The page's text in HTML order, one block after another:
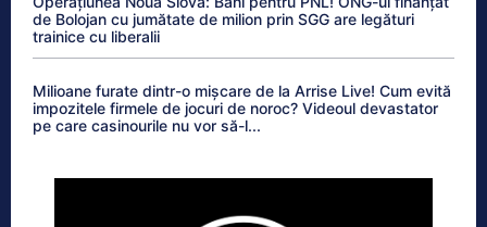
de Bolojan cu jumătate de milion prin SGG are legături
trainice cu liberalii
Milioane furate dintr-o mișcare de la Arrise Live! Cum evită
impozitele firmele de jocuri de noroc? Videoul devastator
pe care casinourile nu vor să-l...